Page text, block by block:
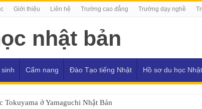
Giới thiệu Liên hệ Trường cao đẳng Trường dạy nghề
Cẩm nang Đào Tạo tiếng Nhật Hồ sơ du học Nhật
Tokuyama ở Yamaguchi Nhật Bản